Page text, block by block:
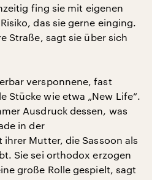
fing sie mit eigenen
das sie gerne einging.
Straße, sagt sie über sich
versponnene, fast
Stücke wie etwa „New Life“.
Ausdruck dessen, was
in der
Mutter, die Sassoon als
Sie sei orthodox erzogen
große Rolle gespielt, sagt